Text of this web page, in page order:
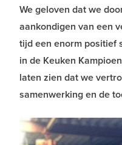
We geloven dat we
aankondigen van een
tijd een enorm positief
in de Keuken
laten zien dat we
samenwerking en de